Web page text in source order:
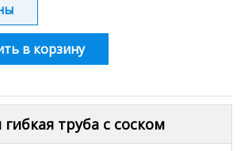
в корзину
труба с соском